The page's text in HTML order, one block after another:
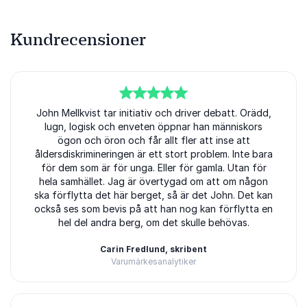
Kundrecensioner
5av5
John Mellkvist tar initiativ och driver debatt. Orädd,
lugn, logisk och enveten öppnar han människors
ögon och öron och får allt fler att inse att
åldersdiskrimineringen är ett stort problem. Inte bara
för dem som är för unga. Eller för gamla. Utan för
hela samhället. Jag är övertygad om att om någon
ska förflytta det här berget, så är det John. Det kan
också ses som bevis på att han nog kan förflytta en
hel del andra berg, om det skulle behövas.
Carin Fredlund, skribent
Varumärkesanalytiker